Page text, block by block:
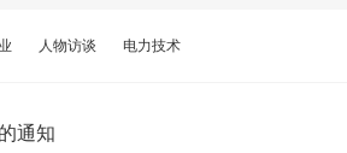
人物访谈 电力技术
通知